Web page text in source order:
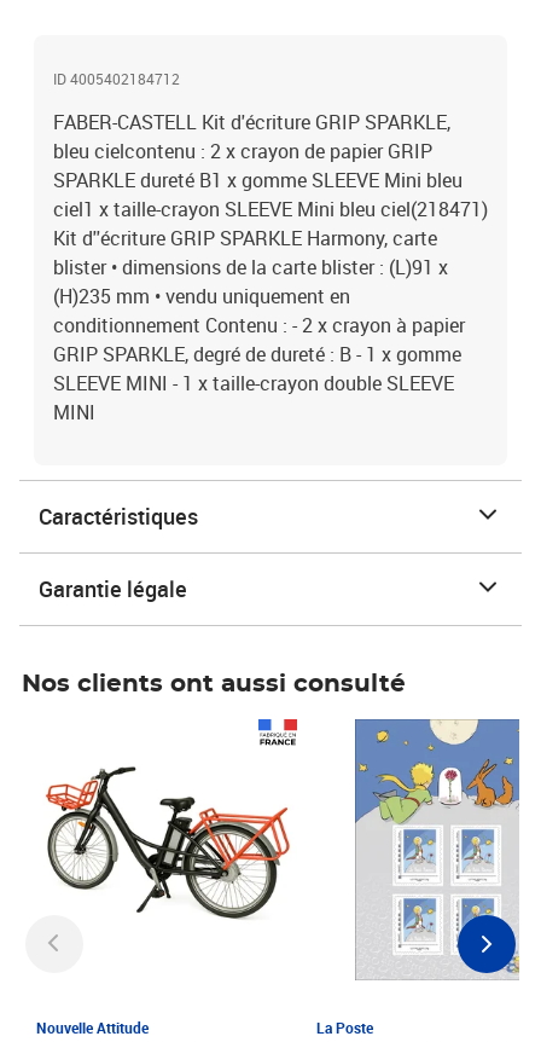
ID 4005402184712
FABER-CASTELL Kit d'écriture GRIP SPARKLE,
bleu cielcontenu : 2 x crayon de papier GRIP
SPARKLE dureté B1 x gomme SLEEVE Mini bleu
ciel1 x taille-crayon SLEEVE Mini bleu ciel(218471)
Kit d''écriture GRIP SPARKLE Harmony, carte
blister • dimensions de la carte blister : (L)91 x
(H)235 mm • vendu uniquement en
conditionnement Contenu : - 2 x crayon à papier
GRIP SPARKLE, degré de dureté : B - 1 x gomme
SLEEVE MINI - 1 x taille-crayon double SLEEVE
MINI
Caractéristiques
Garantie légale
Nos clients ont aussi consulté
Nouvelle Attitude La Poste
Prix 6,25€ HT